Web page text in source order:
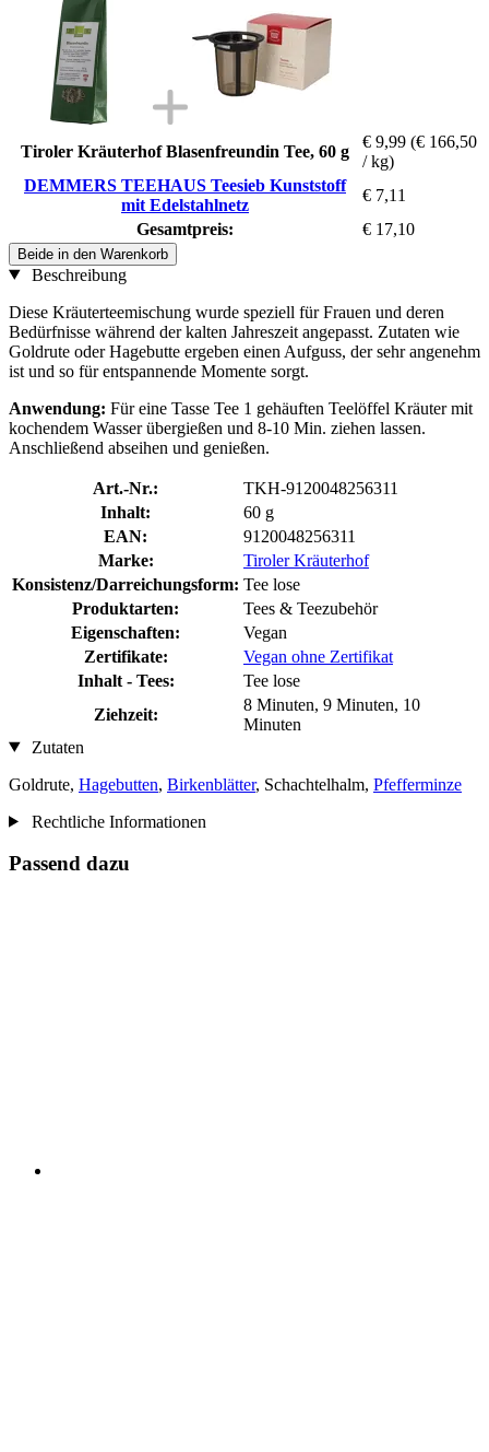
Tiroler Kräuterhof Blasenfreundin Tee, 60 g
€ 9,99 (€ 166,50
/ kg)
DEMMERS TEEHAUS Teesieb Kunststoff
mit Edelstahlnetz
€ 7,11
Gesamtpreis:
€ 17,10
Beide in den Warenkorb
Beschreibung
Diese Kräuterteemischung wurde speziell für Frauen und deren
Bedürfnisse während der kalten Jahreszeit angepasst. Zutaten wie
Goldrute oder Hagebutte ergeben einen Aufguss, der sehr angenehm
ist und so für entspannende Momente sorgt.
Anwendung: Für eine Tasse Tee 1 gehäuften Teelöffel Kräuter mit
kochendem Wasser übergießen und 8-10 Min. ziehen lassen.
Anschließend abseihen und genießen.
Art.-Nr.:
TKH-9120048256311
Inhalt:
60 g
EAN:
9120048256311
Marke:
Tiroler Kräuterhof
Konsistenz/Darreichungsform: Tee lose
Produktarten:
Tees & Teezubehör
Eigenschaften:
Vegan
Zertifikate:
Vegan ohne Zertifikat
Inhalt - Tees:
Tee lose
Ziehzeit:
8 Minuten, 9 Minuten, 10
Minuten
Zutaten
Goldrute, Hagebutten, Birkenblätter, Schachtelhalm, Pfefferminze
Rechtliche Informationen
Passend dazu